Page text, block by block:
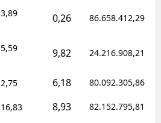
3,89 0,26 86.658.412,29
5,59 9,82 24.216.908,21
2,75 6,18 80.092.305,86
16,83 8,93 82.152.795,81